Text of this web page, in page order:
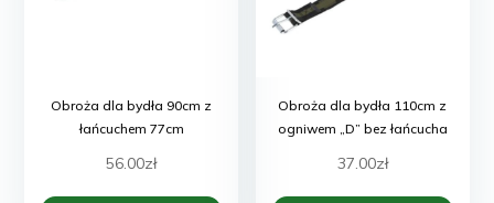
Obroża dla bydła 90cm z
łańcuchem 77cm
56.00zł
Obroża dla bydła 110cm z
ogniwem „D” bez łańcucha
37.00zł